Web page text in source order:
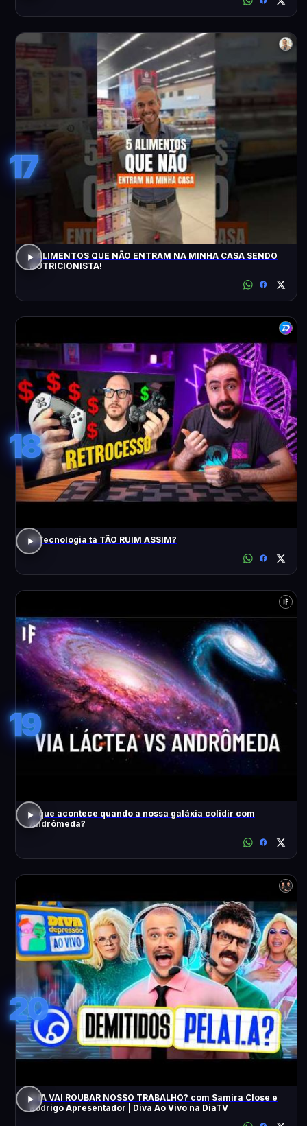
17
5 ALIMENTOS QUE NÃO ENTRAM NA MINHA CASA SENDO
NUTRICIONISTA!
18
A Tecnologia tá TÃO RUIM ASSIM?
19
O que acontece quando a nossa galáxia colidir com
Andrômeda?
20
A IA VAI ROUBAR NOSSO TRABALHO? com Samira Close e
Rodrigo Apresentador | Diva Ao Vivo na DiaTV